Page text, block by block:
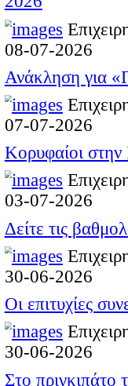
Για
άλλα